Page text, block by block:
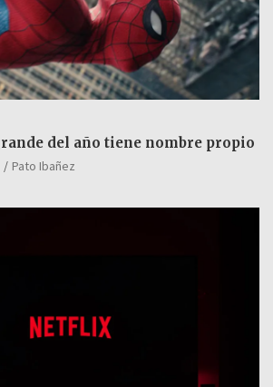
del año tiene nombre propio
Pato Ibañez